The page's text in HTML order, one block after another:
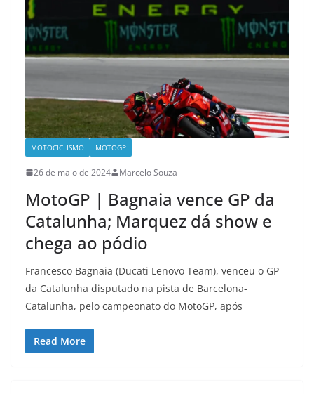
MOTOCICLISMO MOTOGP
26 de maio de 2024 Marcelo Souza
MotoGP | Bagnaia vence GP da
Catalunha; Marquez dá show e
chega ao pódio
Francesco Bagnaia (Ducati Lenovo Team), venceu o GP
da Catalunha disputado na pista de Barcelona-
Catalunha, pelo campeonato do MotoGP, após
Read More